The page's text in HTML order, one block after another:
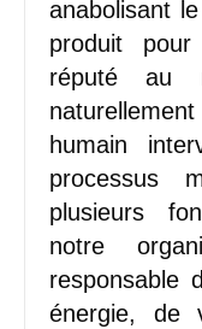
anabolisant
produit
réputé au
humain
processus
plusieurs
notre
responsable
énergie, de